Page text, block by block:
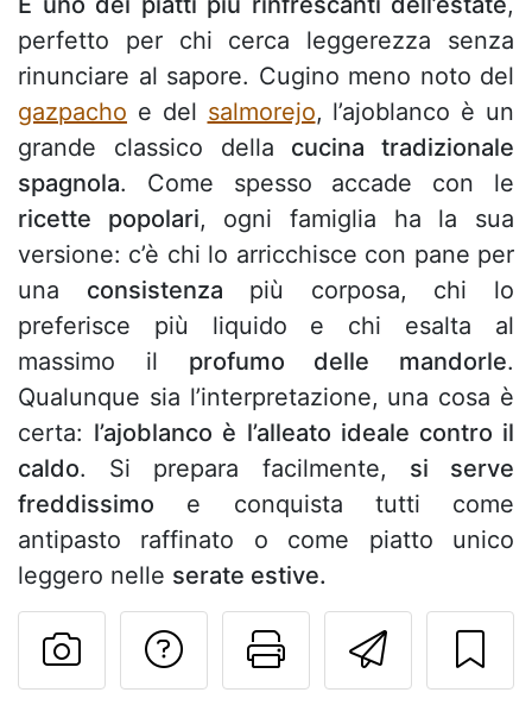
perfetto per chi cerca leggerezza senza
rinunciare al sapore. Cugino meno noto del
gazpacho e del salmorejo, l’ajoblanco è un
grande classico della cucina tradizionale
spagnola. Come spesso accade con le
ricette popolari, ogni famiglia ha la sua
versione: c’è chi lo arricchisce con pane per
una consistenza più corposa, chi lo
preferisce più liquido e chi esalta al
massimo il profumo delle mandorle.
Qualunque sia l’interpretazione, una cosa è
certa: l’ajoblanco è l’alleato ideale contro il
caldo. Si prepara facilmente, si serve
freddissimo e conquista tutti come
antipasto raffinato o come piatto unico
leggero nelle serate estive.
Invia
Stampa la
Contatta l'autore